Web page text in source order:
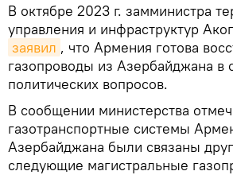
В октябре 2023 г. замминистра
управления и инфраструктур
заявил , что Армения готова
газопроводы из Азербайджана в
политических вопросов.
В сообщении министерства
газотранспортные системы
Азербайджана были связаны
следующие магистральные